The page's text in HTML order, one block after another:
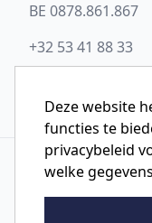
BE 0878.861.867
+32 53 41 88 33
Deze website
functies te
privacybeleid
welke